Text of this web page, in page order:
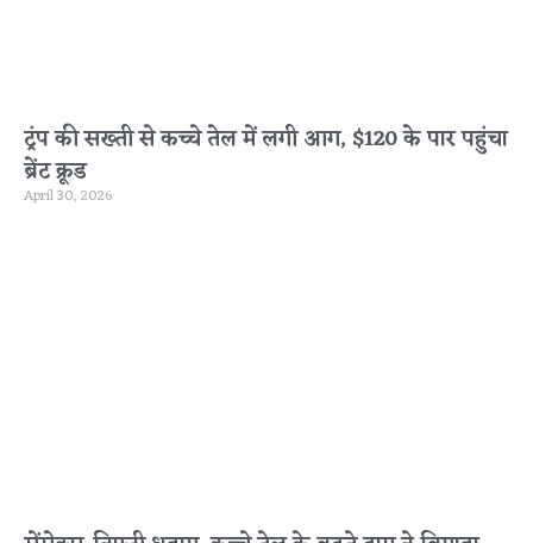
ट्रंप की सख्ती से कच्चे तेल में लगी आग, $120 के पार पहुंचा
ब्रेंट क्रूड
April 30, 2026